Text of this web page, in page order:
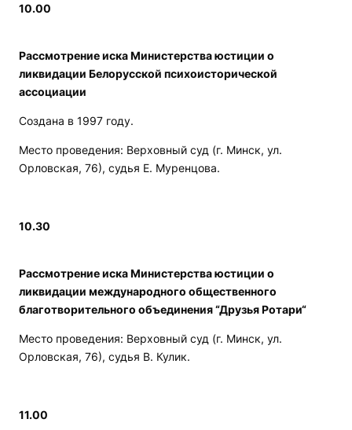
10.00
Рассмотрение иска Министерства юстиции о
ликвидации Белорусской психоисторической
ассоциации
Создана в 1997 году.
Место проведения: Верховный суд (г. Минск, ул.
Орловская, 76), судья Е. Муренцова.
10.30
Рассмотрение иска Министерства юстиции о
ликвидации международного общественного
благотворительного объединения “Друзья Ротари“
Место проведения: Верховный суд (г. Минск, ул.
Орловская, 76), судья В. Кулик.
11.00